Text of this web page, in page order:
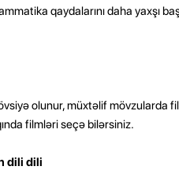
qaydalarını daha yaxşı
olunur, müxtəlif mövzularda
filmləri seçə bilərsiniz.
dili dili